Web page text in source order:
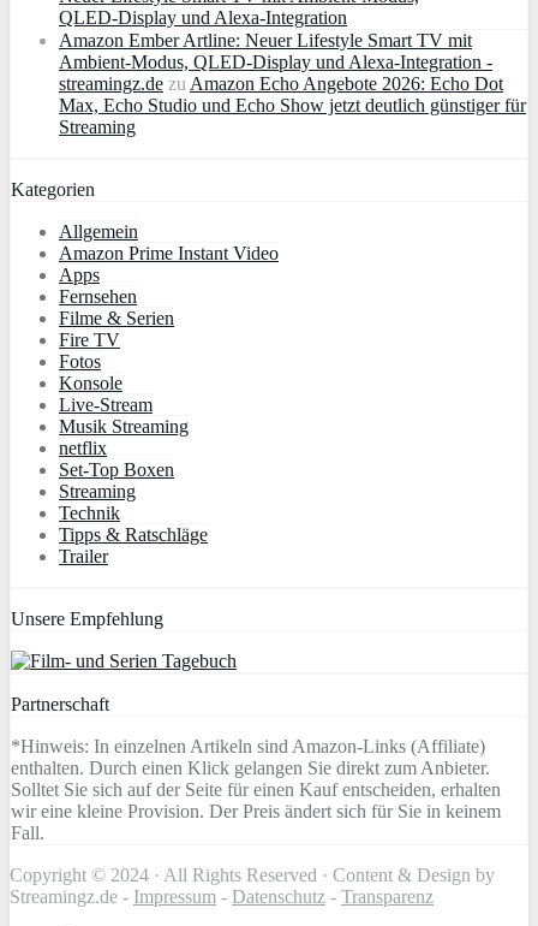
QLED‑Display und Alexa‑Integration
Amazon Ember Artline: Neuer Lifestyle Smart TV mit
Ambient‑Modus, QLED‑Display und Alexa‑Integration -
streamingz.de zu Amazon Echo Angebote 2026: Echo Dot
Max, Echo Studio und Echo Show jetzt deutlich günstiger für
Streaming
Kategorien
Allgemein
Amazon Prime Instant Video
Apps
Fernsehen
Filme & Serien
Fire TV
Fotos
Konsole
Live-Stream
Musik Streaming
netflix
Set-Top Boxen
Streaming
Technik
Tipps & Ratschläge
Trailer
Unsere Empfehlung
Partnerschaft
*Hinweis: In einzelnen Artikeln sind Amazon-Links (Affiliate)
enthalten. Durch einen Klick gelangen Sie direkt zum Anbieter.
Solltet Sie sich auf der Seite für einen Kauf entscheiden, erhalten
wir eine kleine Provision. Der Preis ändert sich für Sie in keinem
Fall.
Copyright © 2024 · All Rights Reserved · Content & Design by
Streamingz.de - Impressum - Datenschutz - Transparenz